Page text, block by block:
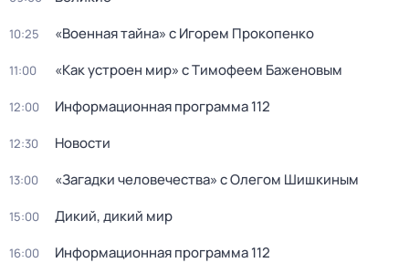
10:25 «Военная тайна» с Игорем Прокопенко
11:00 «Как устроен мир» с Тимофеем Баженовым
12:00 Информационная программа 112
12:30 Новости
13:00 «Загадки человечeства» с Олeгом Шишкиным
15:00 Дикий, дикий мир
16:00 Информационная программа 112